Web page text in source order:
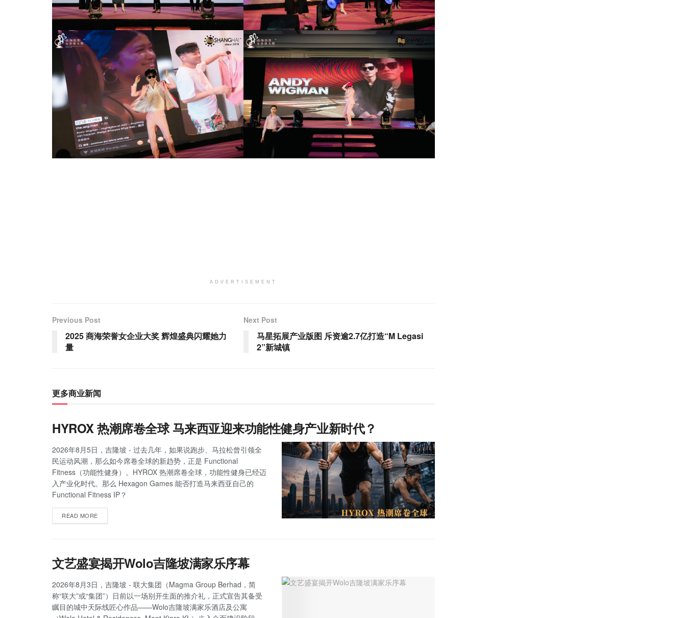
ADVERTISEMENT
Previous Post
2025 商海荣誉女企业大奖 辉煌盛典闪耀她力
量
Next Post
马星拓展产业版图 斥资逾2.7亿打造“M Legasi
2”新城镇
更多商业新闻
HYROX 热潮席卷全球 马来西亚迎来功能性健身产业新时代？
2026年8月5日，吉隆坡 - 过去几年，如果说跑步、马拉松曾引领全
民运动风潮，那么如今席卷全球的新趋势，正是 Functional
Fitness（功能性健身）。HYROX 热潮席卷全球，功能性健身已经迈
入产业化时代。那么 Hexagon Games 能否打造马来西亚自己的
Functional Fitness IP？
READ MORE
文艺盛宴揭开Wolo吉隆坡满家乐序幕
2026年8月3日，吉隆坡 - 联大集团（Magma Group Berhad，简
称“联大”或“集团”）日前以一场别开生面的推介礼，正式宣告其备受
瞩目的城中天际线匠心作品——Wolo吉隆坡满家乐酒店及公寓